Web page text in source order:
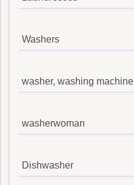
Washers
washer, washing machine
washerwoman
Dishwasher